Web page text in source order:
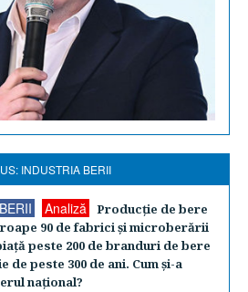
INDUSTRIA BERII
Analiză
Producţie de bere
90 de fabrici şi microberării
peste 200 de branduri de bere
de peste 300 de ani. Cum şi-a
naţional?